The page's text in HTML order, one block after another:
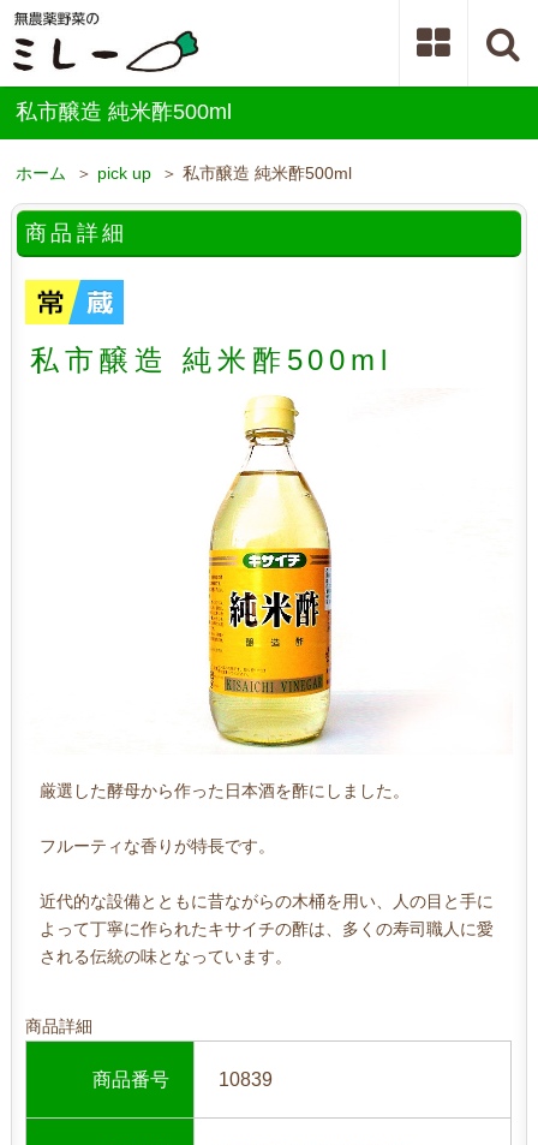
私市醸造 純米酢500ml
ホーム ＞ pick up ＞ 私市醸造 純米酢500ml
商品詳細
私市醸造 純米酢500ml
厳選した酵母から作った日本酒を酢にしました。
フルーティな香りが特長です。
近代的な設備とともに昔ながらの木桶を用い、人の目と手に
よって丁寧に作られたキサイチの酢は、多くの寿司職人に愛
される伝統の味となっています。
商品詳細
商品番号 10839